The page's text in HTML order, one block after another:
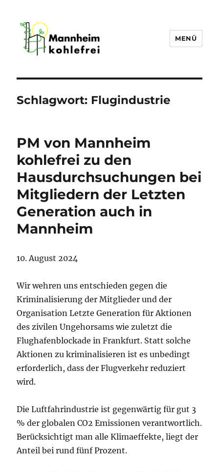
MENÜ
Schlagwort: Flugindustrie
PM von Mannheim
kohlefrei zu den
Hausdurchsuchungen bei
Mitgliedern der Letzten
Generation auch in
Mannheim
10. August 2024
Wir wehren uns entschieden gegen die
Kriminalisierung der Mitglieder und der
Organisation Letzte Generation für Aktionen
des zivilen Ungehorsams wie zuletzt die
Flughafenblockade in Frankfurt. Statt solche
Aktionen zu kriminalisieren ist es unbedingt
erforderlich, dass der Flugverkehr reduziert
wird.
Die Luftfahrindustrie ist gegenwärtig für gut 3
% der globalen CO2 Emissionen verantwortlich.
Berücksichtigt man alle Klimaeffekte, liegt der
Anteil bei rund fünf Prozent.